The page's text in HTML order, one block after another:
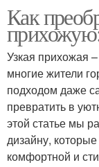
Как
Узкая прихожая
многие жители
подходом даже
превратить в
этой статье мы
дизайну,
комфортной и